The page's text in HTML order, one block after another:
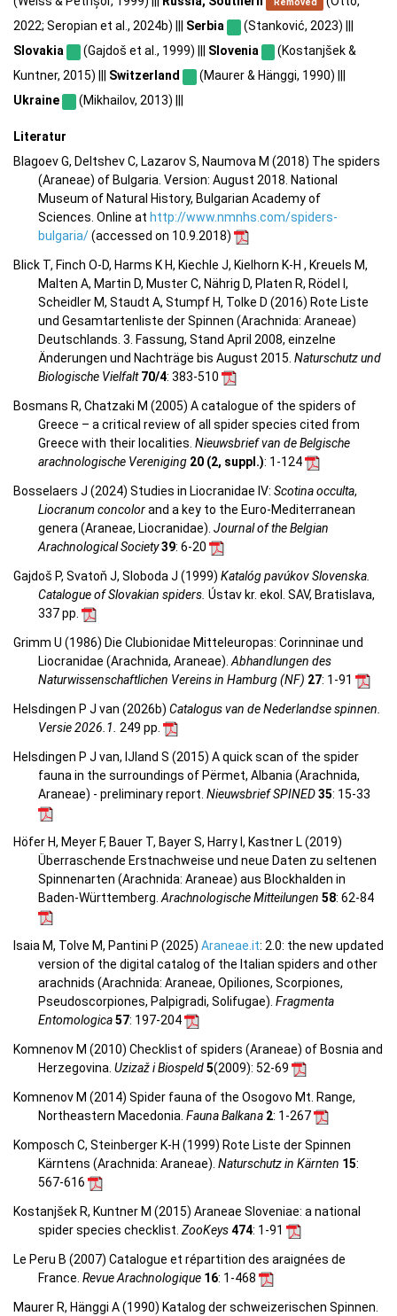
2022; Seropian et al., 2024b) ||| Serbia
(Stanković, 2023) |||
Slovakia
(Gajdoš et al., 1999) ||| Slovenia
(Kostanjšek &
Kuntner, 2015) ||| Switzerland
(Maurer & Hänggi, 1990) |||
Ukraine
(Mikhailov, 2013) |||
Literatur
Blagoev G, Deltshev C, Lazarov S, Naumova M (2018) The spiders
(Araneae) of Bulgaria. Version: August 2018. National
Museum of Natural History, Bulgarian Academy of
Sciences. Online at http://www.nmnhs.com/spiders-
bulgaria/(accessed on 10.9.2018)
Blick T, Finch O-D, Harms K H, Kiechle J, Kielhorn K-H , Kreuels M,
Malten A, Martin D, Muster C, Nährig D, Platen R, Rödel I,
Scheidler M, Staudt A, Stumpf H, Tolke D (2016) Rote Liste
und Gesamtartenliste der Spinnen (Arachnida: Araneae)
Deutschlands. 3. Fassung, Stand April 2008, einzelne
Änderungen und Nachträge bis August 2015. Naturschutz und
Biologische Vielfalt70/4: 383-510
Bosmans R, Chatzaki M (2005) A catalogue of the spiders of
Greece – a critical review of all spider species cited from
Greece with their localities. Nieuwsbrief van de Belgische
arachnologische Vereniging 20 (2, suppl.): 1-124
Bosselaers J (2024) Studies in Liocranidae IV: Scotina occulta,
Liocranum concolorand a key to the Euro-Mediterranean
genera (Araneae, Liocranidae). Journal of the Belgian
Arachnological Society39: 6-20
Gajdoš P, Svatoň J, Sloboda J (1999) Katalóg pavúkov Slovenska.
Catalogue of Slovakian spiders. Ústav kr. ekol. SAV, Bratislava,
337 pp.
Grimm U (1986) Die Clubionidae Mitteleuropas: Corinninae und
Liocranidae (Arachnida, Araneae).Abhandlungen des
Naturwissenschaftlichen Vereins in Hamburg (NF) 27: 1-91
Helsdingen P J van (2026b) Catalogus van de Nederlandse spinnen.
Versie 2026.1. 249 pp.
Helsdingen P J van, IJland S (2015) A quick scan of the spider
fauna in the surroundings of Përmet, Albania (Arachnida,
Araneae) - preliminary report. Nieuwsbrief SPINED35: 15-33
Höfer H, Meyer F, Bauer T, Bayer S, Harry I, Kastner L (2019)
Überraschende Erstnachweise und neue Daten zu seltenen
Spinnenarten (Arachnida: Araneae) aus Blockhalden in
Baden-Württemberg.Arachnologische Mitteilungen 58: 62-84
Isaia M, Tolve M, Pantini P (2025) Araneae.it: 2.0: the new updated
version of the digital catalog of the Italian spiders and other
arachnids (Arachnida: Araneae, Opiliones, Scorpiones,
Pseudoscorpiones, Palpigradi, Solifugae). Fragmenta
Entomologica57: 197-204
Komnenov M (2010) Checklist of spiders (Araneae) of Bosnia and
Herzegovina. Uzizaž i Biospeld5(2009): 52-69
Komnenov M (2014) Spider fauna of the Osogovo Mt. Range,
Northeastern Macedonia. Fauna Balkana 2: 1-267
Komposch C, Steinberger K-H (1999) Rote Liste der Spinnen
Kärntens (Arachnida: Araneae). Naturschutz in Kärnten 15:
567-616
Kostanjšek R, Kuntner M (2015) Araneae Sloveniae: a national
spider species checklist. ZooKeys474: 1-91
Le Peru B (2007) Catalogue et répartition des araignées de
France. Revue Arachnologique 16: 1-468
Maurer R, Hänggi A (1990) Katalog der schweizerischen Spinnen.